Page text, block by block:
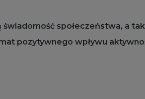
społeczeństwa, a
pozytywnego wpływu